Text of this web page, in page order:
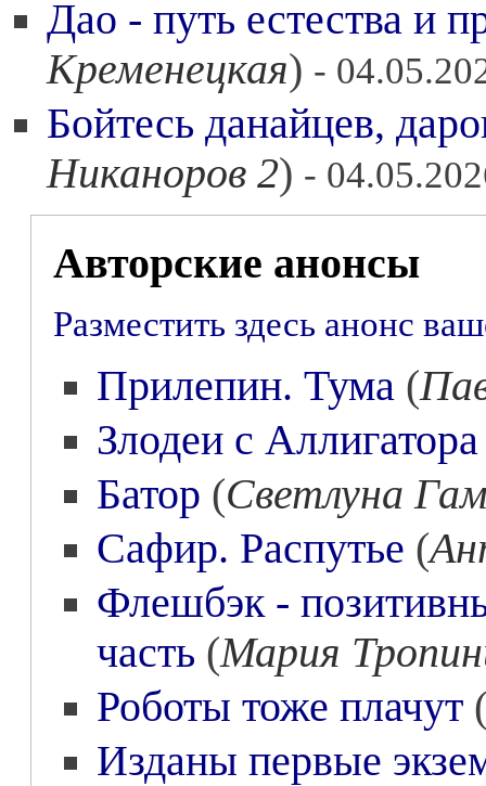
Дао - путь естества и
Кременецкая) -
Бойтесь данайцев,
Никаноров 2) -
Авторские анонсы
Разместить здесь анонс
Прилепин. Тума (
Злодеи с Аллигатора
Батор (Светлуна
Сафир. Распутье (
Флешбэк -
часть (Мария
Роботы тоже плачут
Изданы первые